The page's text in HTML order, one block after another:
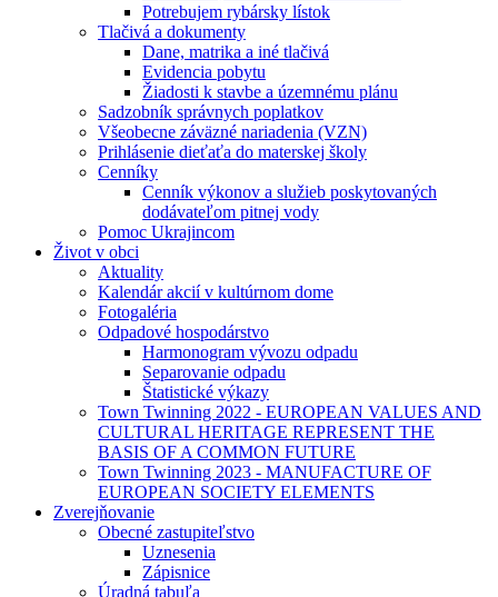
Potrebujem rybársky lístok
Tlačivá a dokumenty
Dane, matrika a iné tlačivá
Evidencia pobytu
Žiadosti k stavbe a územnému plánu
Sadzobník správnych poplatkov
Všeobecne záväzné nariadenia (VZN)
Prihlásenie dieťaťa do materskej školy
Cenníky
Cenník výkonov a služieb poskytovaných
dodávateľom pitnej vody
Pomoc Ukrajincom
Život v obci
Aktuality
Kalendár akcií v kultúrnom dome
Fotogaléria
Odpadové hospodárstvo
Harmonogram vývozu odpadu
Separovanie odpadu
Štatistické výkazy
Town Twinning 2022 - EUROPEAN VALUES AND
CULTURAL HERITAGE REPRESENT THE
BASIS OF A COMMON FUTURE
Town Twinning 2023 - MANUFACTURE OF
EUROPEAN SOCIETY ELEMENTS
Zverejňovanie
Obecné zastupiteľstvo
Uznesenia
Zápisnice
Úradná tabuľa